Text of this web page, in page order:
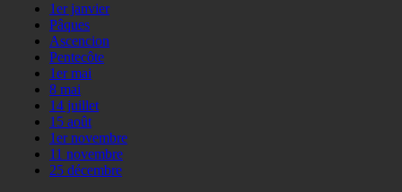
1er janvier
Pâques
Ascencion
Pentecôte
1er mai
8 mai
14 juillet
15 août
1er novembre
11 novembre
25 décembre